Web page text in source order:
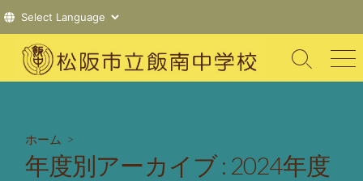
テ
検
索
メ
ニ
ホーム >
年度別アーカイブ : 2024年度